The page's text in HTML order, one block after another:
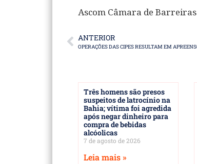
Ascom Câmara de Barreiras
ANTERIOR
Três homens são presos
suspeitos de latrocínio na
Bahia; vítima foi agredida
após negar dinheiro para
compra de bebidas
alcóolicas
7 de agosto de 2026
Leia mais »